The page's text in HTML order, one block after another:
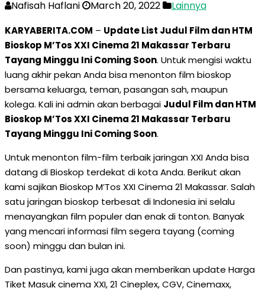
Nafisah Haflani March 20, 2022 Lainnya
KARYABERITA.COM – Update List Judul Film dan HTM
Bioskop M’Tos XXI Cinema 21 Makassar Terbaru
Tayang Minggu Ini Coming Soon. Untuk mengisi waktu
luang akhir pekan Anda bisa menonton film bioskop
bersama keluarga, teman, pasangan sah, maupun
kolega. Kali ini admin akan berbagai Judul Film dan HTM
Bioskop M’Tos XXI Cinema 21 Makassar Terbaru
Tayang Minggu Ini Coming Soon.
Untuk menonton film-film terbaik jaringan XXI Anda bisa
datang di Bioskop terdekat di kota Anda. Berikut akan
kami sajikan Bioskop M’Tos XXI Cinema 21 Makassar. Salah
satu jaringan bioskop terbesat di Indonesia ini selalu
menayangkan film populer dan enak di tonton. Banyak
yang mencari informasi film segera tayang (coming
soon) minggu dan bulan ini.
Dan pastinya, kami juga akan memberikan update Harga
Tiket Masuk cinema XXI, 21 Cineplex, CGV, Cinemaxx,